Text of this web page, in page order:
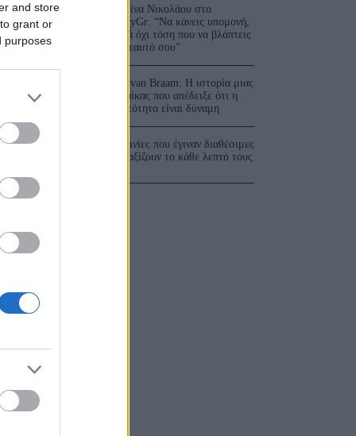
and store
grant or
purposes
Ματίνα Νικολάου στο
JennyGr: “Να κάνεις υπομονή,
αλλά όχι τόση που να βλάπτεις
τον εαυτό σου”
Ger van Braam: Η ιστορία μιας
γυναίκας που απέδειξε ότι η
ορατότητα είναι δύναμη
3 ταινίες που έγιναν διαθέσιμες
και αξίζουν το κάθε λεπτό τους